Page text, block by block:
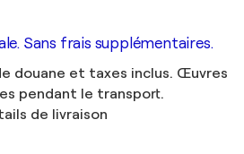
Sans frais supplémentaires.
douane et taxes inclus. Œuvres
pendant le transport.
de livraison